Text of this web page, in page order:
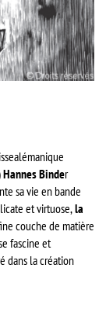
Hannes Binder
sa vie en bande
et virtuose,la
couche de matière
fascine et
dans la création